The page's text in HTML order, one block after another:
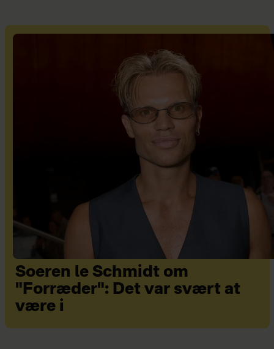
Soeren le Schmidt om
"Forræder": Det var svært at
være i